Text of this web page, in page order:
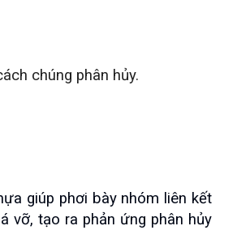
chúng phân hủy.
giúp phơi bày nhóm liên kết
vỡ, tạo ra phản ứng phân hủy